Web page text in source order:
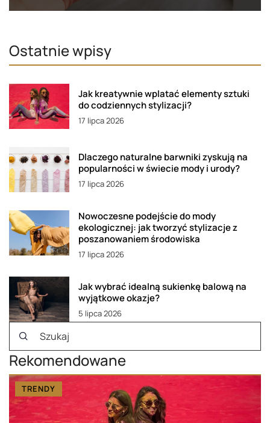
Ostatnie wpisy
Jak kreatywnie wplatać elementy sztuki
do codziennych stylizacji?
17 lipca 2026
Dlaczego naturalne barwniki zyskują na
popularności w świecie mody i urody?
17 lipca 2026
Nowoczesne podejście do mody
ekologicznej: jak tworzyć stylizacje z
poszanowaniem środowiska
17 lipca 2026
Jak wybrać idealną sukienkę balową na
wyjątkowe okazje?
5 lipca 2026
Rekomendowane
TRENDY